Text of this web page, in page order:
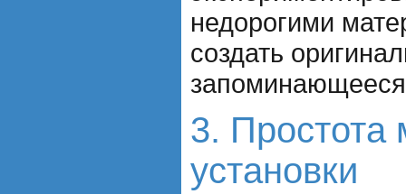
недорогими
создать
3. Простота
установки